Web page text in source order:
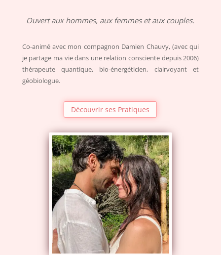
Ouvert aux hommes, aux femmes et aux couples.
Co-animé avec mon compagnon Damien Chauvy, (avec qui
je partage ma vie dans une relation consciente depuis 2006)
thérapeute quantique, bio-énergéticien, clairvoyant et
géobiologue.
Découvrir ses Pratiques